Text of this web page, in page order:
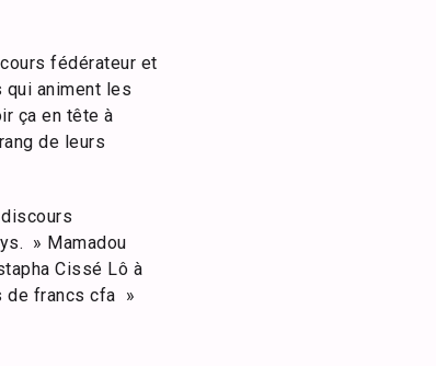
fédérateur et
qui animent les
ça en tête à
de leurs
» Mamadou
Cissé Lô à
de francs cfa »